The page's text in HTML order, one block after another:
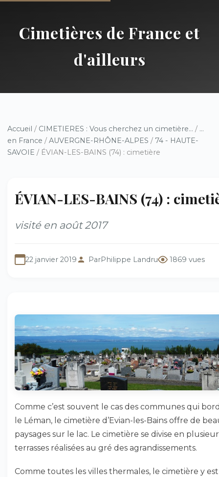
Cimetières de France et
d'ailleurs
Accueil / CIMETIERES : Vous cherchez un cimetière... / ...
en France / AUVERGNE-RHÔNE-ALPES / 74 - HAUTE-
SAVOIE / ÉVIAN-LES-BAINS (74) : cimetière
ÉVIAN-LES-BAINS (74) :
visité en août 2017
22 janvier 2019 ParPhilippe Landru 1869 vues
Comme c’est souvent le cas des communes qui
le Léman, le cimetière d’Evian-les-Bains offre de
paysages sur le lac. Le cimetière se divise en
terrasses réalisées au gré des agrandissements.
Comme toutes les villes thermales, le cimetière y